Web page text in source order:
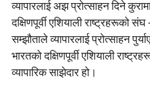
व्यापारलाई अझ प्रोत्साहन दिने
दक्षिणपूर्वी एशियाली राष्ट्रहरूको संघ
सम्झौताले व्यापारलाई प्रोत्साहन
भारतको दक्षिणपूर्वी एशियाली
व्यापारिक साझेदार हो।